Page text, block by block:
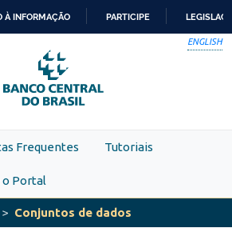
PARA
O
CONTEÚDO
À INFORMAÇÃO PARTICIPE
ENGLISH
Frequentes Tutoriais
o Portal
Conjuntos de dados